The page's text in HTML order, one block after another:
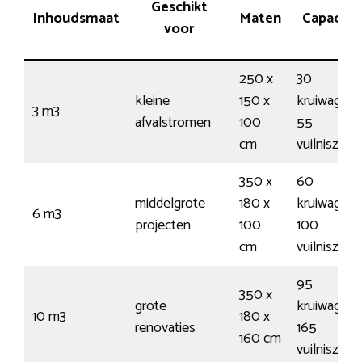
Inhoudsmaat
Geschikt
voor
Maten
3 m3
kleine
afvalstromen
250 x
150 x
100
cm
30
55
6 m3
middelgrote
projecten
350 x
180 x
100
cm
60
100
10 m3
grote
renovaties
350 x
180 x
160 cm
95
165